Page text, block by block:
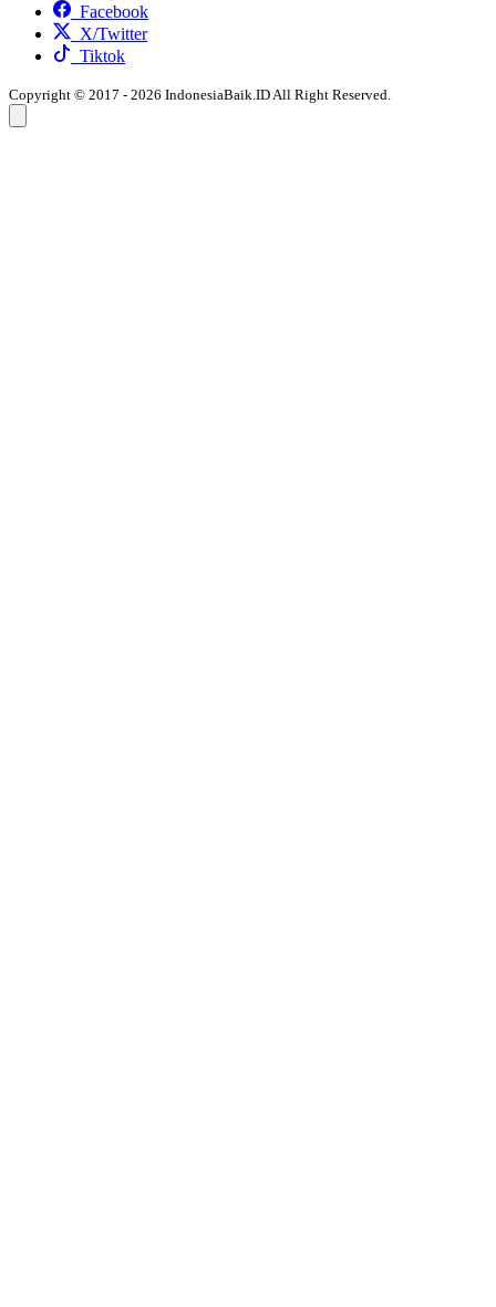
Facebook
X/Twitter
Tiktok
Copyright © 2017 - 2026 IndonesiaBaik.ID All Right Reserved.